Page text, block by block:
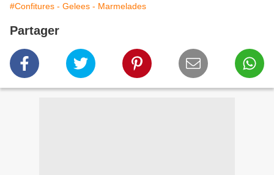
#Confitures - Gelees - Marmelades
Partager